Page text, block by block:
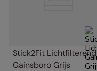
Stick2Fit Lichtfilterend
Gainsboro Grijs